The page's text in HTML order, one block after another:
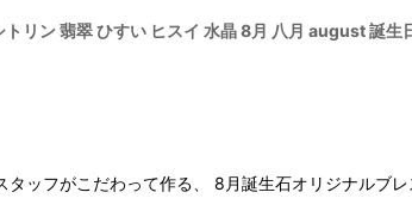
リン 翡翠 ひすい ヒスイ 水晶 8月 八月 august 誕
フがこだわって作る、 8月誕生石オリジナルブレ